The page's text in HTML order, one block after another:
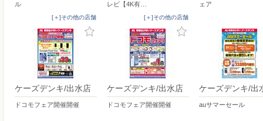
ル
[＋]その他の店舗
レビ【4K有…
[＋]その他の店舗
ェア
ケーズデンキ/出水店
ドコモフェア開催開催
ケーズデンキ/出水店
ドコモフェア開催開催
ケーズデンキ/出
auサマーセール